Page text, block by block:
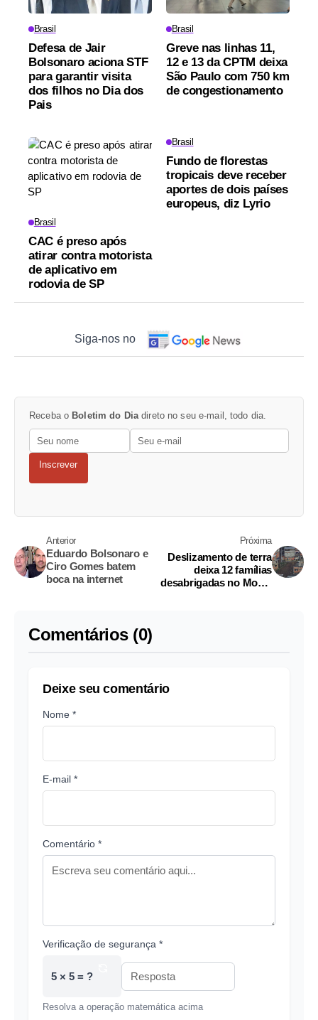
Brasil
Defesa de Jair
Bolsonaro aciona STF
para garantir visita
dos filhos no Dia dos
Pais
Brasil
Greve nas linhas 11,
12 e 13 da CPTM deixa
São Paulo com 750 km
de congestionamento
Brasil
CAC é preso após
atirar contra motorista
de aplicativo em
rodovia de SP
Brasil
Fundo de florestas
tropicais deve receber
aportes de dois países
europeus, diz Lyrio
Siga-nos no
Receba o Boletim do Dia direto no seu e-mail, todo dia.
Inscrever
Anterior
Eduardo Bolsonaro e
Ciro Gomes batem
boca na internet
Próxima
Deslizamento de terra
deixa 12 famílias
desabrigadas no Morro
Comentários (0)
Deixe seu comentário
Nome *
E-mail *
Comentário *
Verificação de segurança *
5 × 5 = ?
Resolva a operação matemática acima